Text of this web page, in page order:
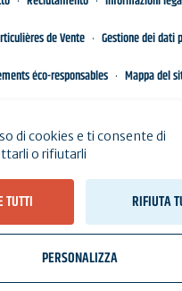
de Vente
Gestione dei dati
éco-responsables
Mappa del
di cookies e ti consente di
o rifiutarli
TUTTI RIFIUTA
PERSONALIZZA